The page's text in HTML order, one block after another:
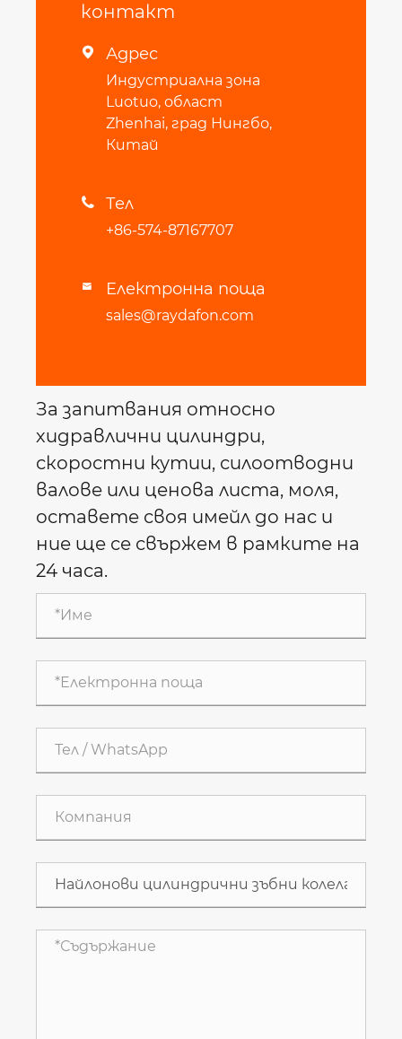
контакт
 Адрес
Индустриална зона
Luotuo, област
Zhenhai, град Нингбо,
Китай
 Тел
+86-574-87167707
 Електронна поща
sales@raydafon.com
За запитвания относно
хидравлични цилиндри,
скоростни кутии, силоотводни
валове или ценова листа, моля,
оставете своя имейл до нас и
ние ще се свържем в рамките на
24 часа.